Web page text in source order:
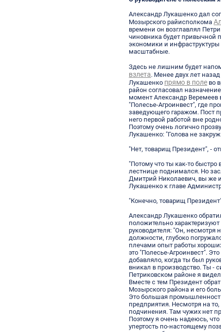
Александр Лукашенко дал
Мозырского райисполкома
времени он возглавлял
чиновника будет привычной
экономики и
масштабные.
Здесь не лишним будет
взлета. Менее двух лет назад
Лукашенко прямо в поле во
район согласовал
момент Александр Веремеев
"Полесье-Агроинвест", где
заведующего гаражом. Пост
него первой работой вне
Поэтому очень логично
Лукашенко: "Голова не
"Нет, товарищ Президент", -
"Потому что ты как-то быстро
лестнице поднимался. Но
Дмитрий Николаевич, вы же
Лукашенко к главе
"Конечно, товарищ
Александр Лукашенко
положительно
руководителя: "Он, несмотря
должности, глубоко
плечами опыт работы
это "Полесье-Агроинвест".
добавляло, когда ты был
вникал в производство. Ты -
Петриковском районе я видел
Вместе с тем Президент
Мозырского района и его
Это большая
предприятия. Несмотря на
подчинения. Там чужих нет
Поэтому я очень надеюсь, что
упертость по-настоящему